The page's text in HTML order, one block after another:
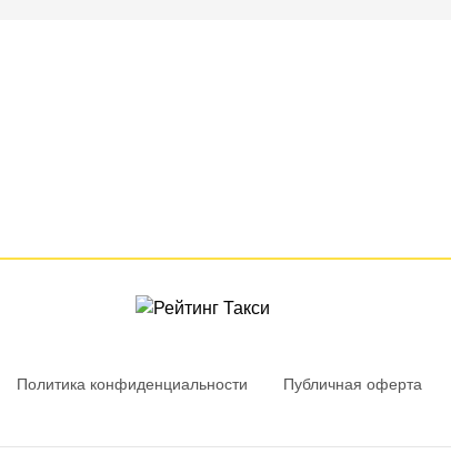
Политика конфиденциальности Публичная оферта